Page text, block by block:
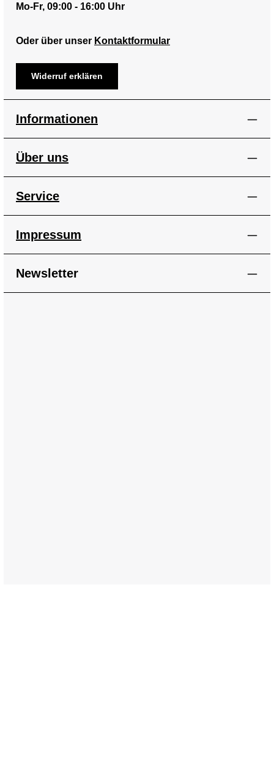
Mo-Fr, 09:00 - 16:00 Uhr
Oder über unser Kontaktformular
Widerruf erklären
Informationen
Über uns
Service
Impressum
Newsletter